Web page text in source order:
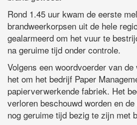
Rond 1.45 uur kwam de eerste
brandweerkorpsen uit de hele
gealarmeerd om het vuur te
na geruime tijd onder controle.
Volgens een woordvoerder van
het om het bedrijf Paper
papierverwerkende fabriek. Het
verloren beschouwd worden en
nog geruime tijd bezig te zijn met